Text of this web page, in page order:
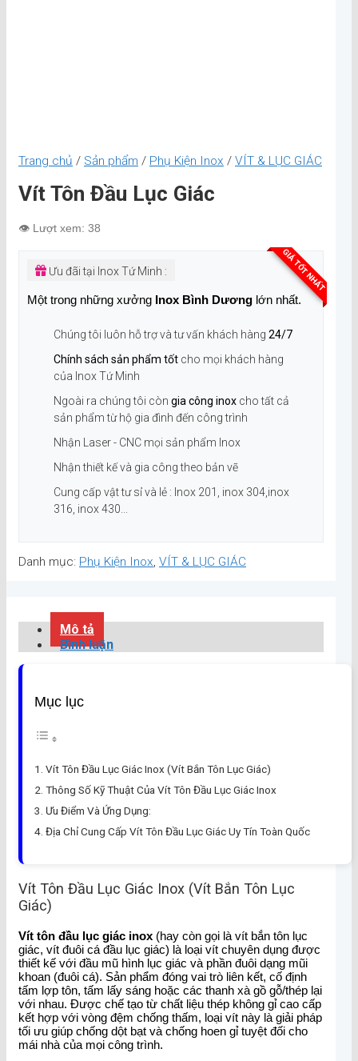
Trang chủ / Sản phẩm / Phụ Kiện Inox / VÍT & LỤC GIÁC
Vít Tôn Đầu Lục Giác
👁️ Lượt xem: 38
GIÁ TỐT NHẤT
Ưu đãi tại Inox Tứ Minh :
Một trong những xưởng Inox Bình Dương lớn nhất.
Chúng tôi luôn hỗ trợ và tư vấn khách hàng 24/7
Chính sách sản phẩm tốt cho mọi khách hàng
của Inox Tứ Minh
Ngoài ra chúng tôi còn gia công inox cho tất cả
sản phẩm từ hộ gia đình đến công trình
Nhận Laser - CNC mọi sản phẩm Inox
Nhận thiết kế và gia công theo bản vẽ
Cung cấp vật tư sỉ và lẻ : Inox 201, inox 304,inox
316, inox 430...
Danh mục: Phụ Kiện Inox, VÍT & LỤC GIÁC
Mô tả
Bình luận
Mục lục
Vít Tôn Đầu Lục Giác Inox (Vít Bắn Tôn Lục Giác)
Thông Số Kỹ Thuật Của Vít Tôn Đầu Lục Giác Inox
Ưu Điểm Và Ứng Dụng:
Địa Chỉ Cung Cấp Vít Tôn Đầu Lục Giác Uy Tín Toàn Quốc
Vít Tôn Đầu Lục Giác Inox (Vít Bắn Tôn Lục
Giác)
Vít tôn đầu lục giác inox (hay còn gọi là vít bắn tôn lục
giác, vít đuôi cá đầu lục giác) là loại vít chuyên dụng được
thiết kế với đầu mũ hình lục giác và phần đuôi dạng mũi
khoan (đuôi cá). Sản phẩm đóng vai trò liên kết, cố định
tấm lợp tôn, tấm lấy sáng hoặc các thanh xà gồ gỗ/thép lại
với nhau. Được chế tạo từ chất liệu thép không gỉ cao cấp
kết hợp với vòng đệm chống thấm, loại vít này là giải pháp
tối ưu giúp chống dột bạt và chống hoen gỉ tuyệt đối cho
mái nhà của mọi công trình.